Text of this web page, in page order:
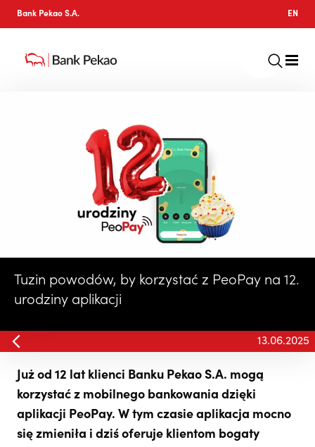
Bank Pekao S.A. EN
Tuzin powodów, by korzystać z PeoPay na 12.
urodziny aplikacji
13.06.2025
Już od 12 lat klienci Banku Pekao S.A. mogą
korzystać z mobilnego bankowania dzięki
aplikacji PeoPay. W tym czasie aplikacja mocno
się zmieniła i dziś oferuje klientom bogaty